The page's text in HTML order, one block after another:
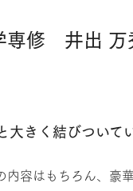
専修 井出 万
大きく結びついて
内容はもちろん、